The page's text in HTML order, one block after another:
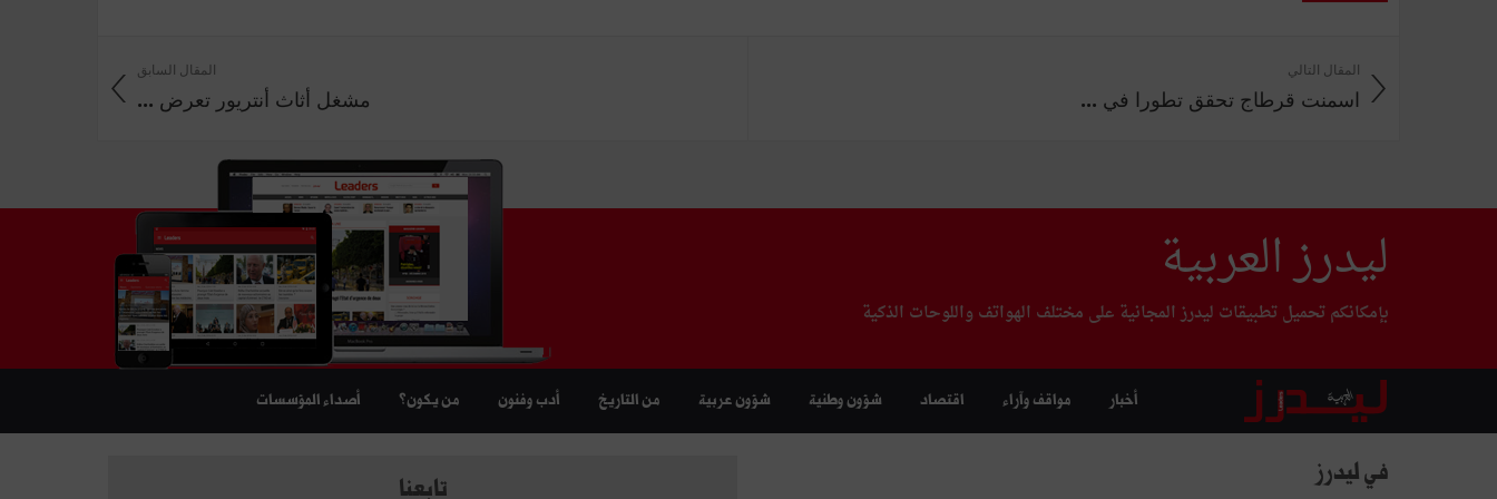
المقال السابق
مشغل أثاث أنتريور تعرض ...
المقال التالي
اسمنت قرطاج تحقق تطورا في ...
ليدرز العربية
بإمكانكم تحميل تطبيقات ليدرز المجانية على مختلف الهواتف واللوحات الذكية
أخبار مواقف وآراء اقتصاد شؤون وطنية شؤون عربية من التاريخ أدب وفنون من يكون؟ أصداء المؤسسات
في ليدرز
تابعنا